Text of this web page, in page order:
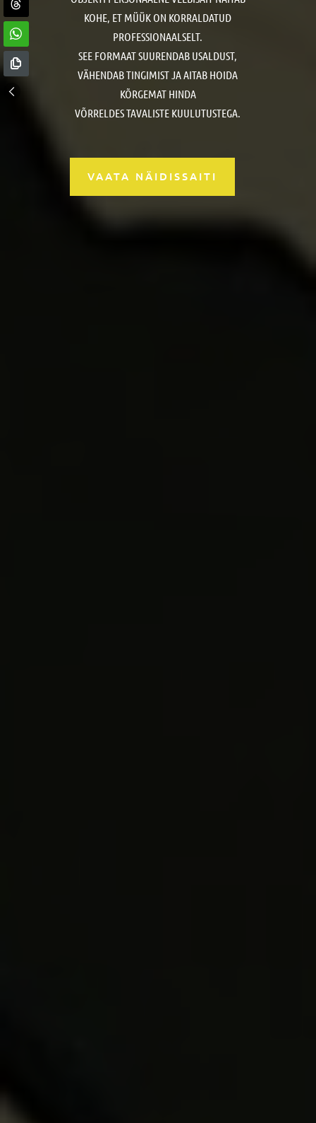
KOHE, ET MÜÜK ON KORRALDATUD
PROFESSIONAALSELT.
SEE FORMAAT SUURENDAB USALDUST,
VÄHENDAB TINGIMIST JA AITAB HOIDA
KÕRGEMAT HINDA
VÕRRELDES TAVALISTE KUULUTUSTEGA.
VAATA NÄIDISSAITI